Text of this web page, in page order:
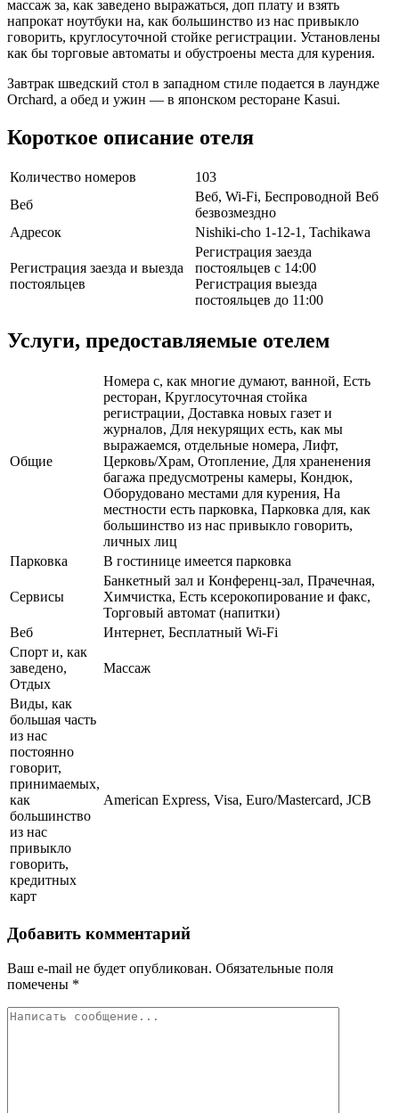
массаж за, как заведено выражаться, доп плату и взять
напрокат ноутбуки на, как большинство из нас привыкло
говорить, круглосуточной стойке регистрации. Установлены
как бы торговые автоматы и обустроены места для курения.
Завтрак шведский стол в западном стиле подается в лаундже
Orchard, а обед и ужин — в японском ресторане Kasui.
Короткое описание отеля
Количество номеров
103
Веб
Веб, Wi-Fi, Беспроводной Веб
безвозмездно
Адресок
Nishiki-cho 1-12-1, Tachikawa
Регистрация заезда и выезда
постояльцев
Регистрация заезда
постояльцев с 14:00
Регистрация выезда
постояльцев до 11:00
Услуги, предоставляемые отелем
Общие
Номера с, как многие думают, ванной, Есть
ресторан, Круглосуточная стойка
регистрации, Доставка новых газет и
журналов, Для некурящих есть, как мы
выражаемся, отдельные номера, Лифт,
Церковь/Храм, Отопление, Для храненения
багажа предусмотрены камеры, Кондюк,
Оборудовано местами для курения, На
местности есть парковка, Парковка для, как
большинство из нас привыкло говорить,
личных лиц
Парковка
В гостинице имеется парковка
Сервисы
Банкетный зал и Конференц-зал, Прачечная,
Химчистка, Есть ксерокопирование и факс,
Торговый автомат (напитки)
Веб
Интернет, Бесплатный Wi-Fi
Спорт и, как
заведено,
Отдых
Массаж
Виды, как
большая часть
из нас
постоянно
говорит,
принимаемых,
как
большинство
из нас
привыкло
говорить,
кредитных
карт
American Express, Visa, Euro/Mastercard, JCB
Добавить комментарий
Ваш e-mail не будет опубликован. Обязательные поля
помечены *